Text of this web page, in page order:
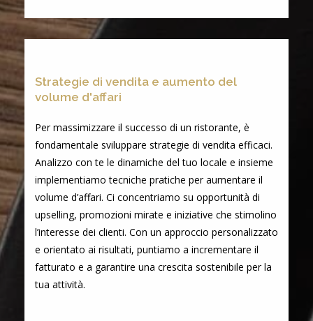
Strategie di vendita e aumento del
volume d'affari
Per massimizzare il successo di un ristorante, è
fondamentale sviluppare strategie di vendita efficaci.
Analizzo con te le dinamiche del tuo locale e insieme
implementiamo tecniche pratiche per aumentare il
volume d’affari. Ci concentriamo su opportunità di
upselling, promozioni mirate e iniziative che stimolino
l’interesse dei clienti. Con un approccio personalizzato
e orientato ai risultati, puntiamo a incrementare il
fatturato e a garantire una crescita sostenibile per la
tua attività.